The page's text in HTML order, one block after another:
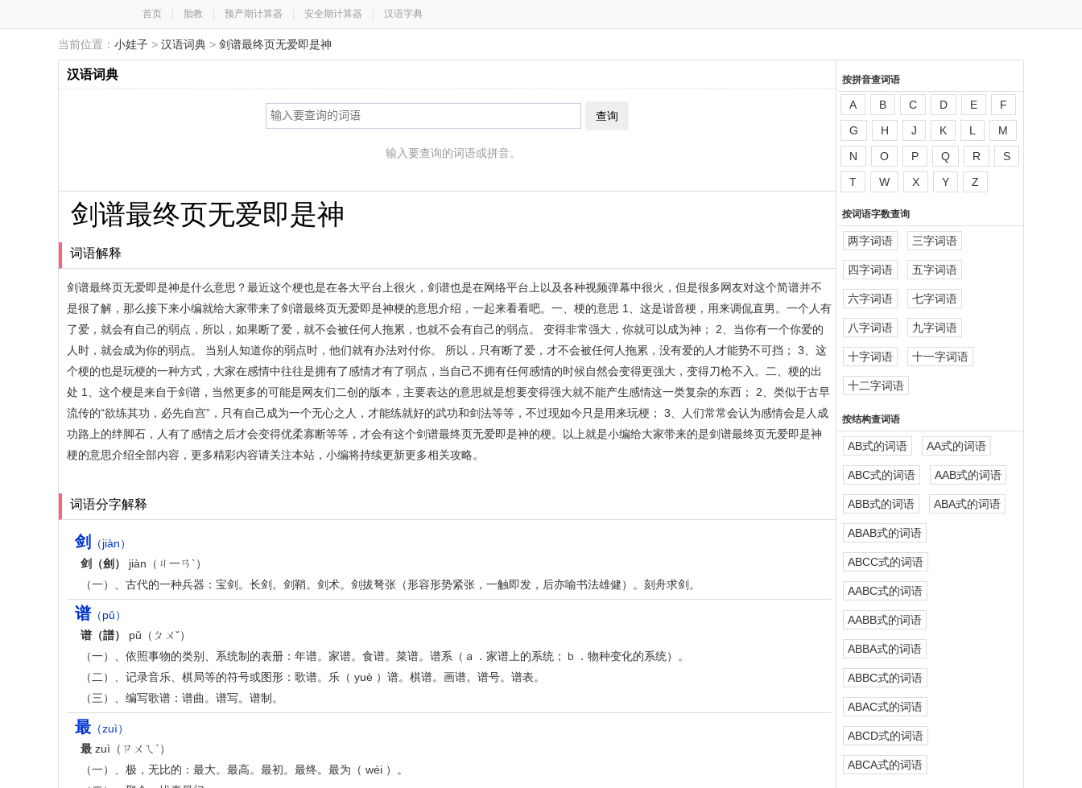
首页 胎教 预产期计算器 安全期计算器 汉语字典
当前位置： 小娃子 > 汉语词典 > 剑谱最终页无爱即是神
汉语词典
查询
输入要查询的词语或拼音。
剑谱最终页无爱即是神
词语解释
剑谱最终页无爱即是神是什么意思？最近这个梗也是在各大平台上很火，剑谱也是在网络平台上以及各种视频弹幕中很火，但是很多网友对这个简谱并不
是很了解，那么接下来小编就给大家带来了剑谱最终页无爱即是神梗的意思介绍，一起来看看吧。一、梗的意思 1、这是谐音梗，用来调侃直男。一个人有
了爱，就会有自己的弱点，所以，如果断了爱，就不会被任何人拖累，也就不会有自己的弱点。 变得非常强大，你就可以成为神； 2、当你有一个你爱的
人时，就会成为你的弱点。 当别人知道你的弱点时，他们就有办法对付你。 所以，只有断了爱，才不会被任何人拖累，没有爱的人才能势不可挡； 3、这
个梗的也是玩梗的一种方式，大家在感情中往往是拥有了感情才有了弱点，当自己不拥有任何感情的时候自然会变得更强大，变得刀枪不入。二、梗的出
处 1、这个梗是来自于剑谱，当然更多的可能是网友们二创的版本，主要表达的意思就是想要变得强大就不能产生感情这一类复杂的东西； 2、类似于古早
流传的“欲练其功，必先自宫”，只有自己成为一个无心之人，才能练就好的武功和剑法等等，不过现如今只是用来玩梗； 3、人们常常会认为感情会是人成
功路上的绊脚石，人有了感情之后才会变得优柔寡断等等，才会有这个剑谱最终页无爱即是神的梗。以上就是小编给大家带来的是剑谱最终页无爱即是神
梗的意思介绍全部内容，更多精彩内容请关注本站，小编将持续更新更多相关攻略。
词语分字解释
剑
（jiàn）
剑（劍）
jiàn（ㄐ一ㄢˋ）
（一）、古代的一种兵器：宝剑。长剑。剑鞘。剑术。剑拔弩张（形容形势紧张，一触即发，后亦喻书法雄健）。刻舟求剑。
谱（pǔ）
谱（譜）
pǔ（ㄆㄨˇ）
（一）、依照事物的类别、系统制的表册：年谱。家谱。食谱。菜谱。谱系（ａ．家谱上的系统；ｂ．物种变化的系统）。
（二）、记录音乐、棋局等的符号或图形：歌谱。乐（ yuè ）谱。棋谱。画谱。谱号。谱表。
（三）、编写歌谱：谱曲。谱写。谱制。
最 （zuì）
最 zuì（ㄗㄨㄟˋ）
（一）、极，无比的：最大。最高。最初。最终。最为（ wéi ）。
按拼音查词语
A B C D E
F
G
H J K L
M
N
O P Q R
S
T
W X Y Z
按词语字数查询
两字词语 三字词语
四字词语 五字词语
六字词语 七字词语
八字词语 九字词语
十字词语 十一字词语
十二字词语
按结构查词语
AB式的词语 AA式的词语
ABC式的词语 AAB式的词语
ABB式的词语 ABA式的词语
ABAB式的词语
ABCC式的词语
AABC式的词语
AABB式的词语
ABBA式的词语
ABBC式的词语
ABAC式的词语
ABCD式的词语
ABCA式的词语